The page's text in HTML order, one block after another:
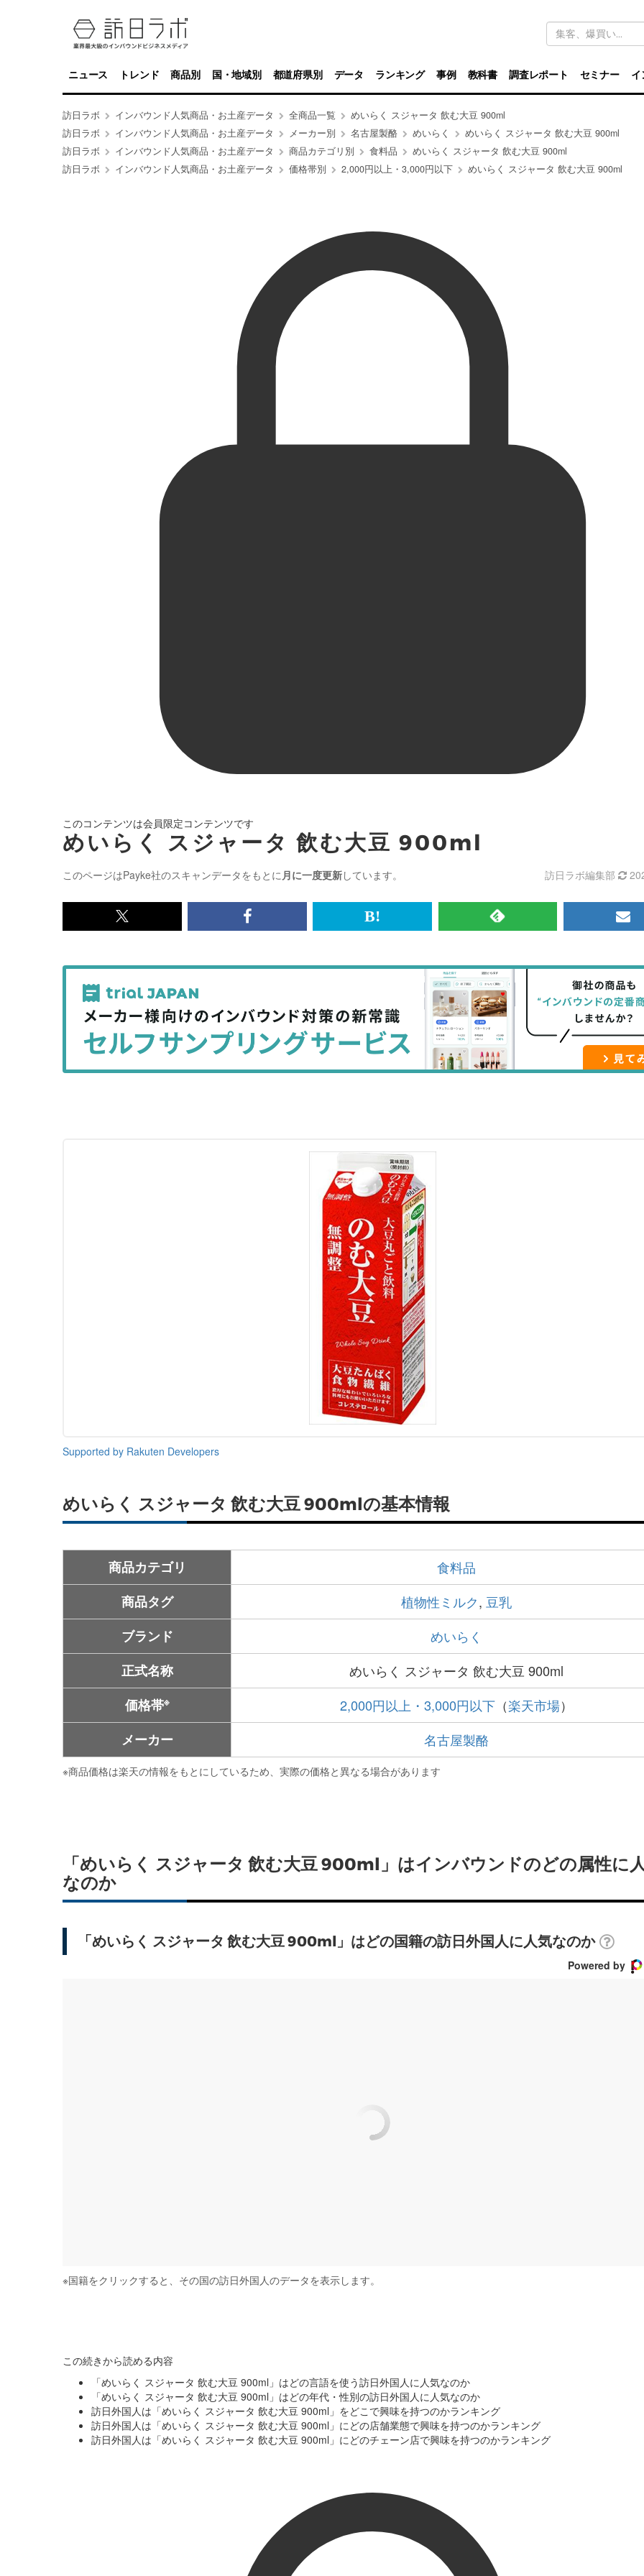
キ
ワ
ド
検
索
ニュース トレンド 商品別 国・地域別 都道府県別 データ ランキング 事例 教科書 調査レポート セミナー イ
訪日ラボ インバウンド人気商品・お土産データ 全商品一覧
めいらく スジャータ 飲む大豆 900ml
訪日ラボ
インバウンド人気商品・お土産データ メーカー別 名古屋製酪 めいらく
めいらく スジャータ 飲む大豆 900ml
訪日ラボ
インバウンド人気商品・お土産データ 商品カテゴリ別 食料品
めいらく スジャータ 飲む大豆 900ml
訪日ラボ
インバウンド人気商品・お土産データ 価格帯別 2,000円以上・3,000円以下 めいらく スジャータ 飲む大豆 900ml
このコンテンツは会員限定コンテンツです
めいらく スジャータ 飲む大豆 900ml
このページはPayke社のスキャンデータをもとに 月に一度更新しています。 訪日ラボ編集部
x<br>
記
事
を
シ
ェ
Facebook<br>
記
を
シ
ェ
は
な
ッ
ク
マ
追
加
RSS
記
事
を
購
読
メ
マ
ガ
登
録
す
Supported by Rakuten Developers
めいらく スジャータ 飲む大豆 900mlの基本情報
商品カテゴリ
食料品
商品タグ
植物性ミルク, 豆乳
ブランド
めいらく
正式名称
めいらく スジャータ 飲む大豆 900ml
価格帯※ 2,000円以上・3,000円以下 （楽天市場）
メーカー
名古屋製酪
※商品価格は楽天の情報をもとにしているため、実際の価格と異なる場合があります
「めいらく スジャータ 飲む大豆 900ml」はインバウンドのどの属性に
なのか
「めいらく スジャータ 飲む大豆 900ml」はどの国籍の訪日外国人に人気なのか
Powered by
※国籍をクリックすると、その国の訪日外国人のデータを表示します。
この続きから読める内容
「めいらく スジャータ 飲む大豆 900ml」はどの言語を使う訪日外国人に人気なのか
「めいらく スジャータ 飲む大豆 900ml」はどの年代・性別の訪日外国人に人気なのか
訪日外国人は「めいらく スジャータ 飲む大豆 900ml」をどこで興味を持つのかランキング
訪日外国人は「めいらく スジャータ 飲む大豆 900ml」にどの店舗業態で興味を持つのかランキング
訪日外国人は「めいらく スジャータ 飲む大豆 900ml」にどのチェーン店で興味を持つのかランキング